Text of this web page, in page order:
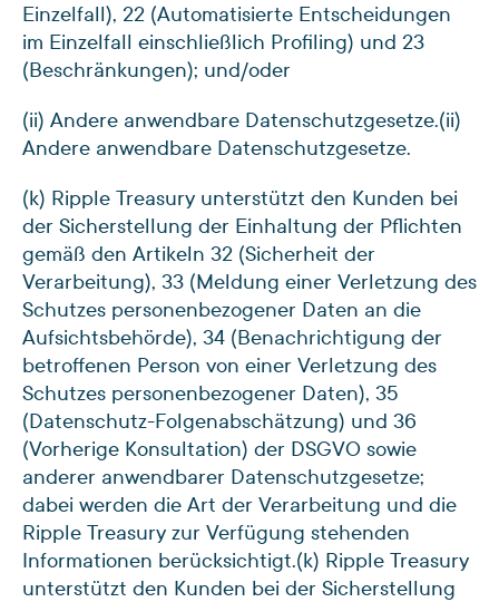
Einzelfall), 22 (Automatisierte Entscheidungen
im Einzelfall einschließlich Profiling) und 23
(Beschränkungen); und/oder
(ii) Andere anwendbare Datenschutzgesetze.(ii)
Andere anwendbare Datenschutzgesetze.
(k) Ripple Treasury unterstützt den Kunden bei
der Sicherstellung der Einhaltung der Pflichten
gemäß den Artikeln 32 (Sicherheit der
Verarbeitung), 33 (Meldung einer Verletzung des
Schutzes personenbezogener Daten an die
Aufsichtsbehörde), 34 (Benachrichtigung der
betroffenen Person von einer Verletzung des
Schutzes personenbezogener Daten), 35
(Datenschutz-Folgenabschätzung) und 36
(Vorherige Konsultation) der DSGVO sowie
anderer anwendbarer Datenschutzgesetze;
dabei werden die Art der Verarbeitung und die
Ripple Treasury zur Verfügung stehenden
Informationen berücksichtigt.(k) Ripple Treasury
unterstützt den Kunden bei der Sicherstellung